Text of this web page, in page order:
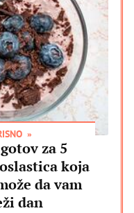
za 5
koja
da vam
dan